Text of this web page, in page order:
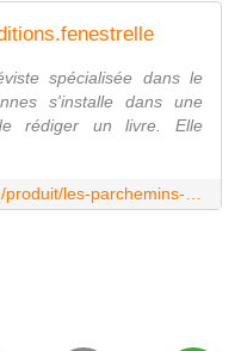
spécialisée dans le
s'installe dans une
rédiger un livre. Elle